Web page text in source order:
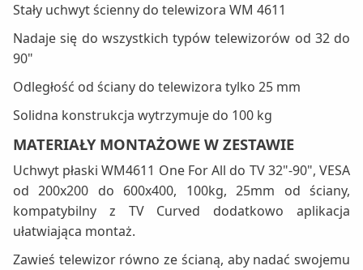
Stały uchwyt ścienny do telewizora WM 4611
Nadaje się do wszystkich typów telewizorów od 32 do
90"
Odległość od ściany do telewizora tylko 25 mm
Solidna konstrukcja wytrzymuje do 100 kg
MATERIAŁY MONTAŻOWE W ZESTAWIE
Uchwyt płaski WM4611 One For All do TV 32"-90", VESA
od 200x200 do 600x400, 100kg, 25mm od ściany,
kompatybilny z TV Curved dodatkowo aplikacja
ułatwiająca montaż.
Zawieś telewizor równo ze ścianą, aby nadać swojemu